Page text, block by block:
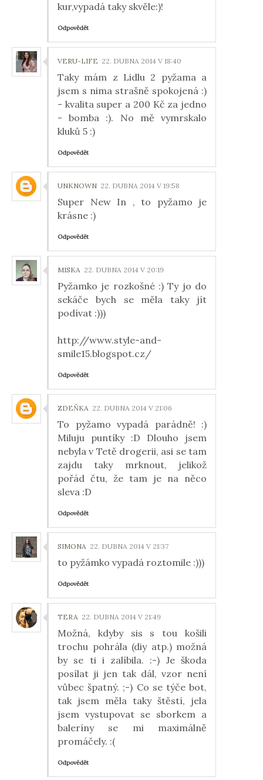
kur,vypadá taky skvěle:)!
Odpovědět
VERU-LIFE 22. DUBNA 2014 V 18:40
Taky mám z Lidlu 2 pyžama a
jsem s nima strašně spokojená :)
- kvalita super a 200 Kč za jedno
- bomba :). No mě vymrskalo
kluků 5 :)
Odpovědět
UNKNOWN 22. DUBNA 2014 V 19:58
Super New In , to pyžamo je
krásne :)
Odpovědět
MISKA 22. DUBNA 2014 V 20:19
Pyžamko je rozkošné :) Ty jo do
sekáče bych se měla taky jít
podívat :)))
http://www.style-and-
smile15.blogspot.cz/
Odpovědět
ZDEŇKA 22. DUBNA 2014 V 21:06
To pyžamo vypadá parádně! :)
Miluju puntíky :D Dlouho jsem
nebyla v Tetě drogerii, asi se tam
zajdu taky mrknout, jelikož
pořád čtu, že tam je na něco
sleva :D
Odpovědět
SIMONA 22. DUBNA 2014 V 21:37
to pyžámko vypadá roztomile :)))
Odpovědět
TERA 22. DUBNA 2014 V 21:49
Možná, kdyby sis s tou košili
trochu pohrála (diy atp.) možná
by se ti i zalíbila. :-) Je škoda
posílat ji jen tak dál, vzor není
vůbec špatný. ;-) Co se týče bot,
tak jsem měla taky štěstí, jela
jsem vystupovat se sborkem a
baleríny se mi maximálně
promáčely. :(
Odpovědět